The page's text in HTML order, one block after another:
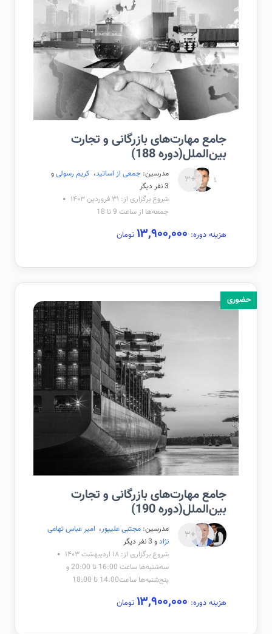
جامع مهارت‌های بازرگانی و تجارت
بین‌الملل(دوره 188)
+۳ مدرسین: جمعی از اساتید، کریم رسولیو
3 نفر دیگر
شروع برگزاری از: ۳۱ فروردین ۱۴۰۳
جمعه‌ها از ساعت 9 تا 18
هزینه دوره: تومان
حضوری
جامع مهارت‌های بازرگانی و تجارت
بین‌الملل(دوره 190)
+۳ مدرسین: مجتبی علیپور، امیر عباس تهامی
نژادو 3 نفر دیگر
شروع برگزاری از: ۱۸ اردیبهشت ۱۴۰۳
سه‌شنبه‌ها ساعت 16:00 تا 20:00 و
پنج‌شنبه‌ها ساعت14:00 تا 18:00
هزینه دوره: تومان